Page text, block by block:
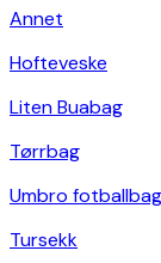
Annet
Hofteveske
Liten Buabag
Tørrbag
Umbro fotballbag
Tursekk